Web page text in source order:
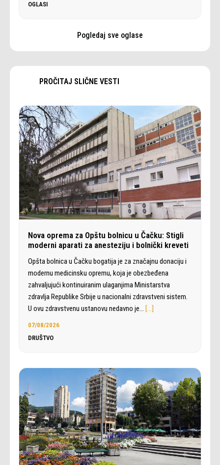
OGLASI
Pogledaj sve oglase
PROČITAJ SLIČNE VESTI
Nova oprema za Opštu bolnicu u Čačku: Stigli
moderni aparati za anesteziju i bolnički kreveti
Opšta bolnica u Čačku bogatija je za značajnu donaciju i
modernu medicinsku opremu, koja je obezbeđena
zahvaljujući kontinuiranim ulaganjima Ministarstva
zdravlja Republike Srbije u nacionalni zdravstveni sistem.
U ovu zdravstvenu ustanovu nedavno je… […]
07/08/2026
DRUŠTVO